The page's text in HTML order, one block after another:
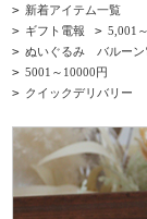
> 新着アイテム一覧
> ギフト電報 > 5,001
> ぬいぐるみ バルーン
> 5001～10000円
> クイックデリバリー